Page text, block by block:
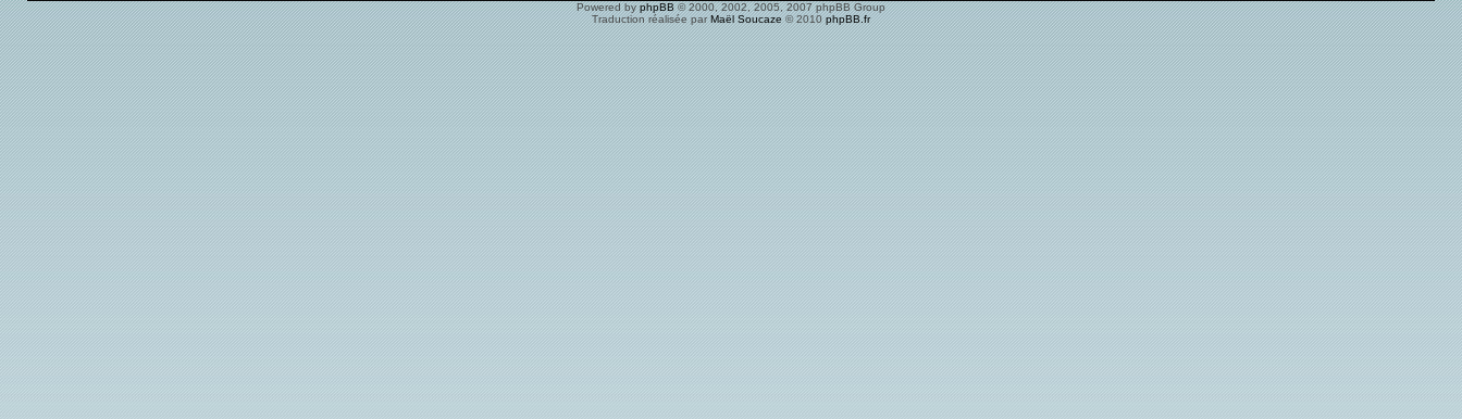
Powered byphpBB© 2000, 2002, 2005, 2007 phpBB Group
Traduction réalisée parMaël Soucaze© 2010phpBB.fr